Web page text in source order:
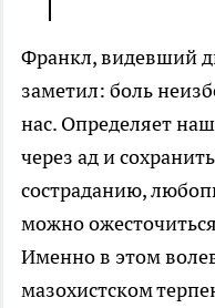
Франкл, видевший
заметил: боль
нас. Определяет
через ад и
состраданию,
можно
Именно в этом
мазохистском